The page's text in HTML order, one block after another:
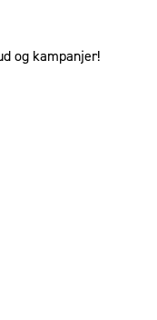
og kampanjer!